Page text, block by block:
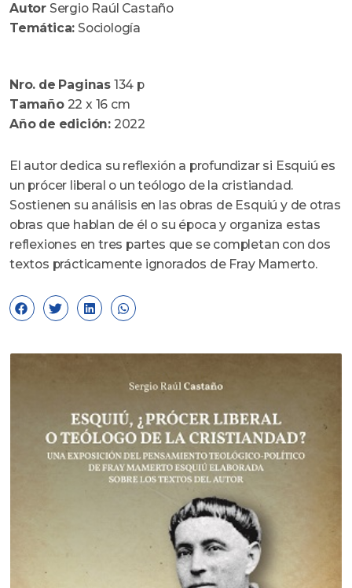
Autor Sergio Raúl Castaño
Temática: Sociología
Nro. de Paginas 134 p
Tamaño22 x 16 cm
Año de edición: 2022
El autor dedica su reflexión a profundizar si Esquiú es
un prócer liberal o un teólogo de la cristiandad.
Sostienen su análisis en las obras de Esquiú y de otras
obras que hablan de él o su época y organiza estas
reflexiones en tres partes que se completan con dos
textos prácticamente ignorados de Fray Mamerto.